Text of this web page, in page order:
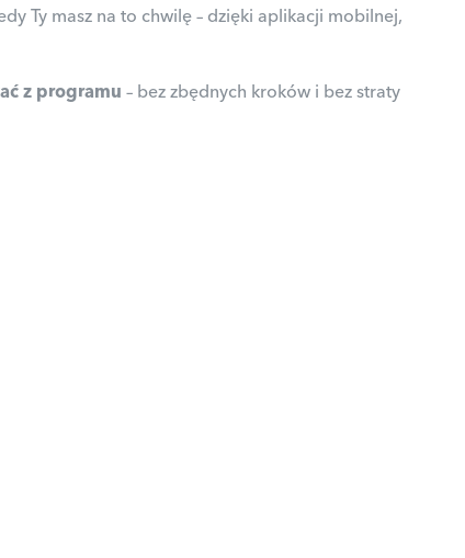
Ty masz na to chwilę – dzięki aplikacji mobilnej,
z programu– bez zbędnych kroków i bez straty